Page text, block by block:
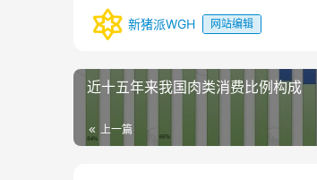
新猪派WGH 网站编辑
近十五年来我国肉类消费比例构成
上一篇